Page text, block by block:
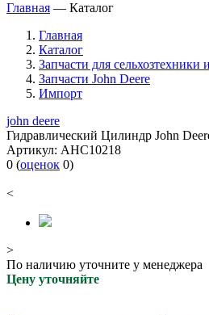
Главная — Каталог
Главная
Каталог
Запчасти для сельхозтехники
Запчасти John Deere
Импорт
john deere
Гидравлический Цилиндр John
Артикул: AHC10218
0 (оценок 0)
<
>
По наличию уточните у менеджера
Цену уточняйте